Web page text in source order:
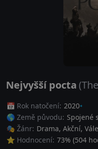
Nejvyšší pocta
📅 Rok natočení: 2020
🌎 Země původu: Spojené
🎭 Žánr: Drama, Akční,
⭐ Hodnocení: 73% (504